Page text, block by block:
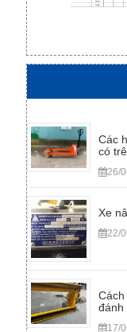
Các
có
26/
Xe
22/
đánh
17/